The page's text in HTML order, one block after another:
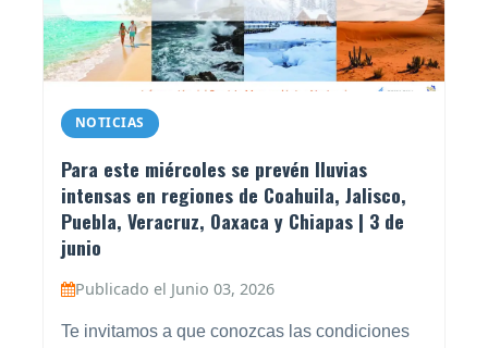
NOTICIAS
Para este miércoles se prevén lluvias
intensas en regiones de Coahuila, Jalisco,
Puebla, Veracruz, Oaxaca y Chiapas | 3 de
junio
Publicado el Junio 03, 2026
Te invitamos a que conozcas las condiciones